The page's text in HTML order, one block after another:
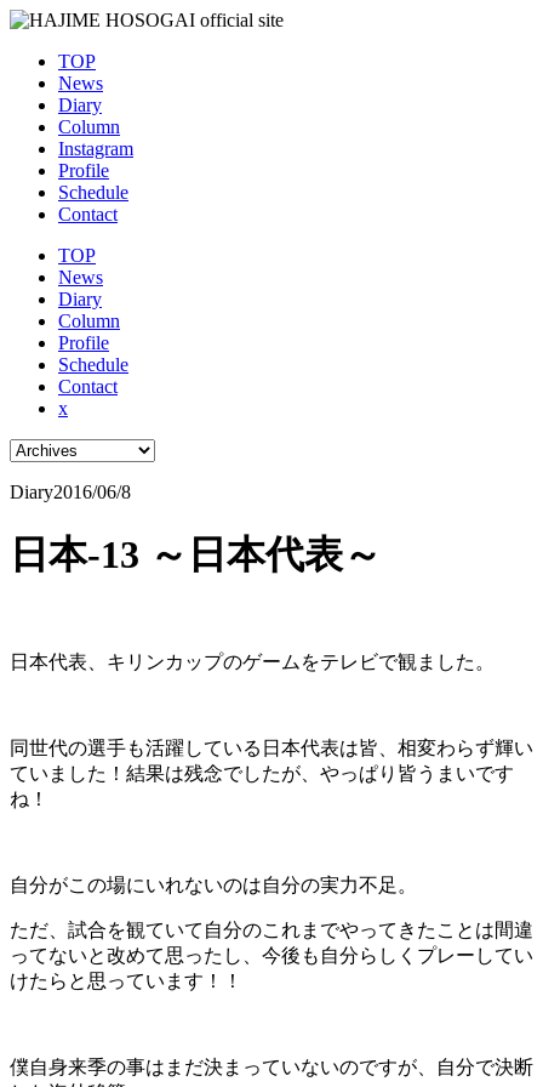
TOP
News
Diary
Column
Instagram
Profile
Schedule
Contact
TOP
News
Diary
Column
Profile
Schedule
Contact
x
Diary2016/06/8
日本-13 ～日本代表～
日本代表、キリンカップのゲームをテレビで観ました。
同世代の選手も活躍している日本代表は皆、相変わらず輝い
ていました！結果は残念でしたが、やっぱり皆うまいです
ね！
自分がこの場にいれないのは自分の実力不足。
ただ、試合を観ていて自分のこれまでやってきたことは間違
ってないと改めて思ったし、今後も自分らしくプレーしてい
けたらと思っています！！
僕自身来季の事はまだ決まっていないのですが、自分で決断